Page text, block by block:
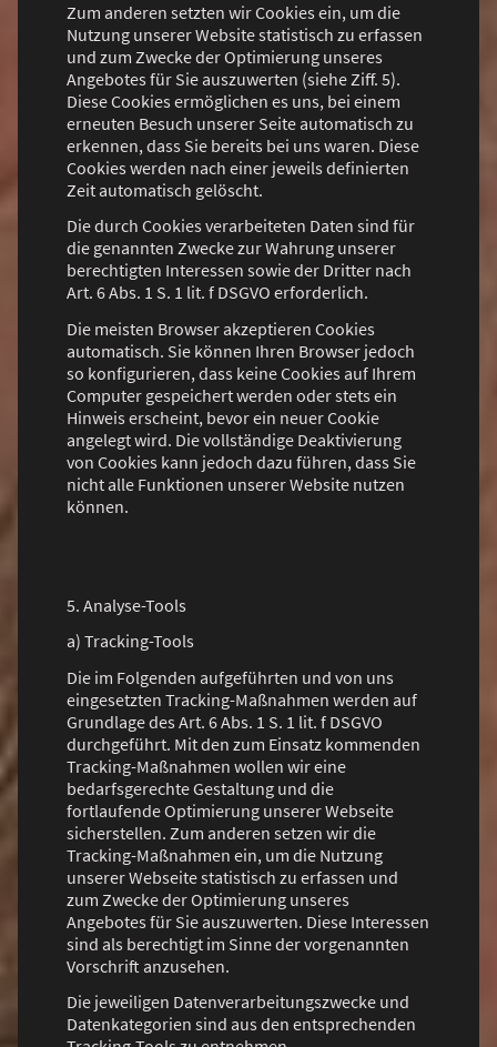
Zum anderen setzten wir Cookies ein, um die
Nutzung unserer Website statistisch zu erfassen
und zum Zwecke der Optimierung unseres
Angebotes für Sie auszuwerten (siehe Ziff. 5).
Diese Cookies ermöglichen es uns, bei einem
erneuten Besuch unserer Seite automatisch zu
erkennen, dass Sie bereits bei uns waren. Diese
Cookies werden nach einer jeweils definierten
Zeit automatisch gelöscht.
Die durch Cookies verarbeiteten Daten sind für
die genannten Zwecke zur Wahrung unserer
berechtigten Interessen sowie der Dritter nach
Art. 6 Abs. 1 S. 1 lit. f DSGVO erforderlich.
Die meisten Browser akzeptieren Cookies
automatisch. Sie können Ihren Browser jedoch
so konfigurieren, dass keine Cookies auf Ihrem
Computer gespeichert werden oder stets ein
Hinweis erscheint, bevor ein neuer Cookie
angelegt wird. Die vollständige Deaktivierung
von Cookies kann jedoch dazu führen, dass Sie
nicht alle Funktionen unserer Website nutzen
können.
5. Analyse-Tools
a) Tracking-Tools
Die im Folgenden aufgeführten und von uns
eingesetzten Tracking-Maßnahmen werden auf
Grundlage des Art. 6 Abs. 1 S. 1 lit. f DSGVO
durchgeführt. Mit den zum Einsatz kommenden
Tracking-Maßnahmen wollen wir eine
bedarfsgerechte Gestaltung und die
fortlaufende Optimierung unserer Webseite
sicherstellen. Zum anderen setzen wir die
Tracking-Maßnahmen ein, um die Nutzung
unserer Webseite statistisch zu erfassen und
zum Zwecke der Optimierung unseres
Angebotes für Sie auszuwerten. Diese Interessen
sind als berechtigt im Sinne der vorgenannten
Vorschrift anzusehen.
Die jeweiligen Datenverarbeitungszwecke und
Datenkategorien sind aus den entsprechenden